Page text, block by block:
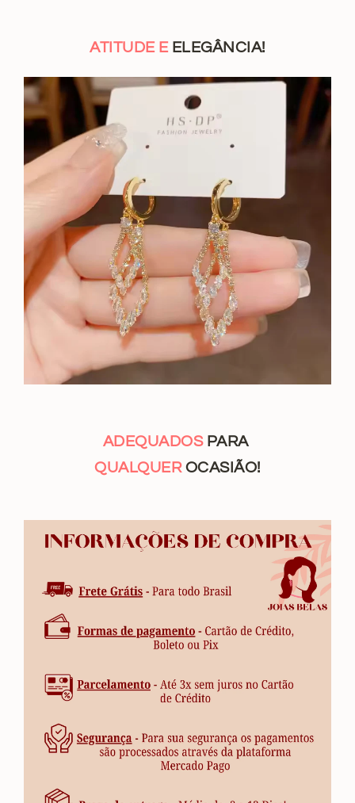
ATITUDE EELEGÂNCIA!
ADEQUADOSPARA
QUALQUEROCASIÃO!